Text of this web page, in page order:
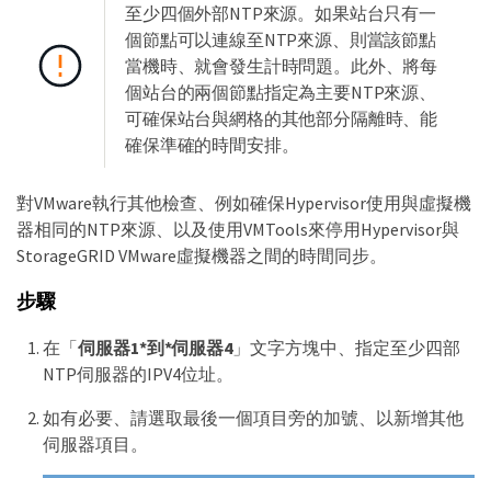
至少四個外部NTP來源。如果站台只有一
個節點可以連線至NTP來源、則當該節點
當機時、就會發生計時問題。此外、將每
個站台的兩個節點指定為主要NTP來源、
可確保站台與網格的其他部分隔離時、能
確保準確的時間安排。
對VMware執行其他檢查、例如確保Hypervisor使用與虛擬機
器相同的NTP來源、以及使用VMTools來停用Hypervisor與
StorageGRID VMware虛擬機器之間的時間同步。
步驟
在「伺服器1*到*伺服器4」文字方塊中、指定至少四部
NTP伺服器的IPV4位址。
如有必要、請選取最後一個項目旁的加號、以新增其他
伺服器項目。